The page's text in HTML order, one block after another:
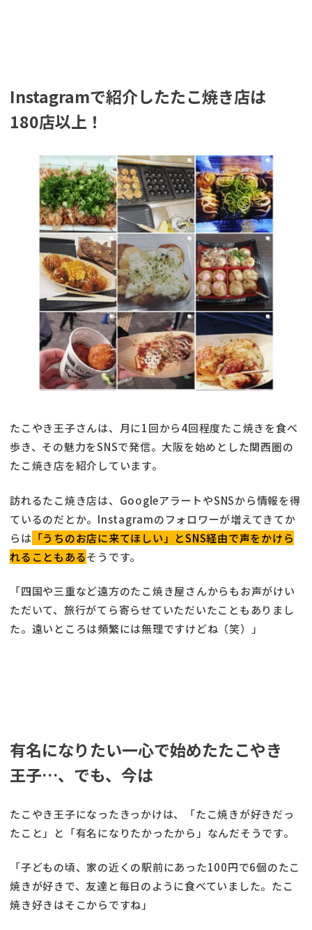
Instagramで紹介したたこ焼き店は
180店以上！
たこやき王子さんは、月に1回から4回程度たこ焼きを食べ
歩き、その魅力をSNSで発信。大阪を始めとした関西圏の
たこ焼き店を紹介しています。
訪れるたこ焼き店は、GoogleアラートやSNSから情報を得
ているのだとか。Instagramのフォロワーが増えてきてか
らは 「うちのお店に来てほしい」とSNS経由で声をかけら
れることもあるそうです。
「四国や三重など遠方のたこ焼き屋さんからもお声がけい
ただいて、旅行がてら寄らせていただいたこともありまし
た。遠いところは頻繁には無理ですけどね（笑）」
有名になりたい一心で始めたたこやき
王子…、でも、今は
たこやき王子になったきっかけは、「たこ焼きが好きだっ
たこと」と「有名になりたかったから」なんだそうです。
「子どもの頃、家の近くの駅前にあった100円で6個のたこ
焼きが好きで、友達と毎日のように食べていました。たこ
焼き好きはそこからですね」